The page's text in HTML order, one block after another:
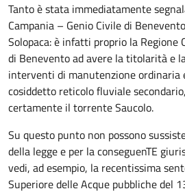
Tanto è stata immediatamente
Campania – Genio Civile di
Solopaca: è infatti proprio la Regione
di Benevento ad avere la titolarità e
interventi di manutenzione ordinaria
cosiddetto reticolo fluviale
certamente il torrente Saucolo.
Su questo punto non possono
della legge e per la conseguenTE
vedi, ad esempio, la recentissima
Superiore delle Acque pubbliche del